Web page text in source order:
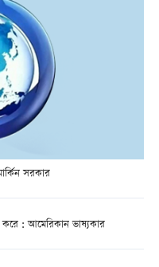
সরকার
করে : আমেরিকান ভাষ্যকার